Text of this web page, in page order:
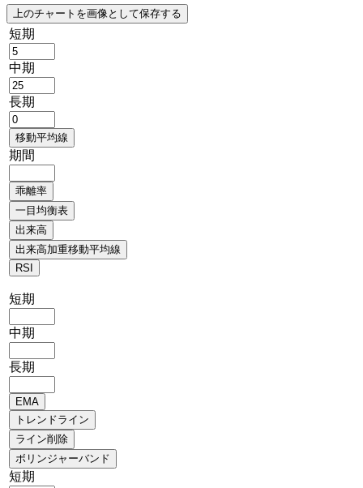
短期
中期
長期
期間
短期
中期
長期
短期